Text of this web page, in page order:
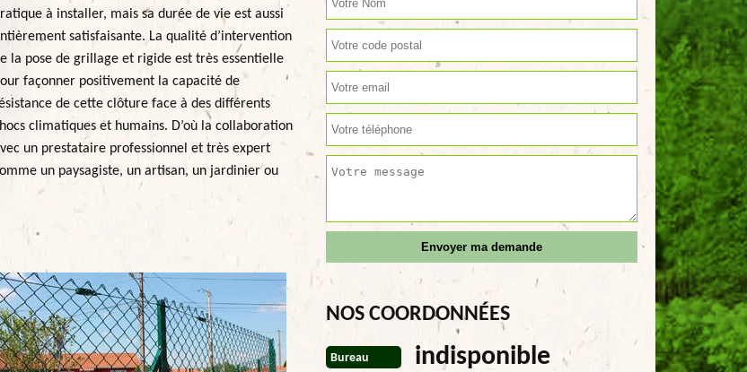
à installer, mais sa durée de vie est aussi
satisfaisante. La qualité d’intervention
la pose de grillage et rigide est très essentielle
façonner positivement la capacité de
de cette clôture face à des différents
climatiques et humains. D’où la collaboration
un prestataire professionnel et très expert
un paysagiste, un artisan, un jardinier ou
NOS COORDONNÉES
Bureau indisponible